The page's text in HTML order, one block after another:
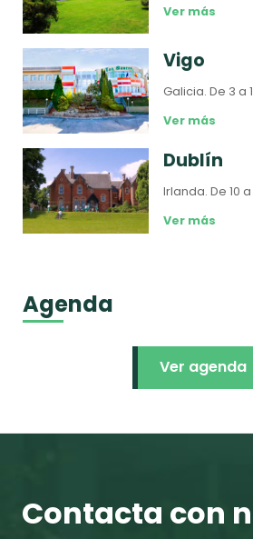
Ver más
Vigo
Galicia.De 3 a
Ver más
Dublín
Irlanda.De 10
Ver más
Agenda
Ver agenda
Contacta con